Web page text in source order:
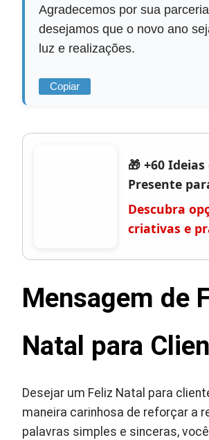
Agradecemos por sua
desejamos que o novo ano
luz e realizações.
Copiar
🎁 +60 Ideias
Presente
Descubra
criativas e
Mensagem de
Natal para
Desejar um Feliz Natal para
maneira carinhosa de reforçar a
palavras simples e sinceras,